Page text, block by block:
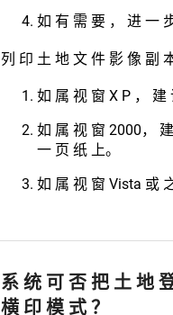
如 有 需 要 ， 进 一
列 印 土 地 文 件 影 像 副 本
如 属 视 窗 X P ， 建
如 属 视 窗 2000，
一 页 纸 上。
如 属 视 窗 Vista 或
系 统 可 否 把 土 地
横 印 模 式 ？